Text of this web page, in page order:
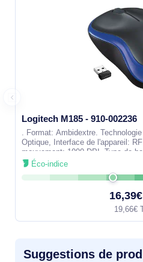
Logitech M185 - 910-002236
. Format: Ambidextre.
Optique, Interface de l'appareil:
mouvement: 1000 DPI, Type de
Quantité de boutons
Éco-indice
19,66€
Suggestions de